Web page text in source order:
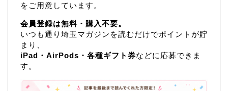
をご用意しています。
会員登録は無料・購入不要。
いつも通り埼玉マガジンを読むだけでポイントが貯
まり、
iPad・AirPods・各種ギフト券などに応募できま
す。